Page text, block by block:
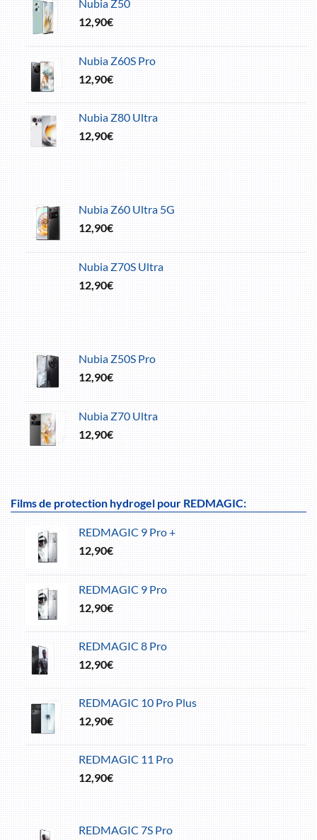
Nubia Z50
12,90€
Nubia Z60S Pro
12,90€
Nubia Z80 Ultra
12,90€
Nubia Z60 Ultra 5G
12,90€
Nubia Z70S Ultra
12,90€
Nubia Z50S Pro
12,90€
Nubia Z70 Ultra
12,90€
Films de protection hydrogel pour REDMAGIC:
REDMAGIC 9 Pro +
12,90€
REDMAGIC 9 Pro
12,90€
REDMAGIC 8 Pro
12,90€
REDMAGIC 10 Pro Plus
12,90€
REDMAGIC 11 Pro
12,90€
REDMAGIC 7S Pro